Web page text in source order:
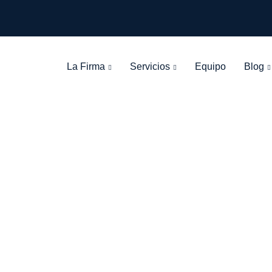
La Firma Servicios Equipo Blog